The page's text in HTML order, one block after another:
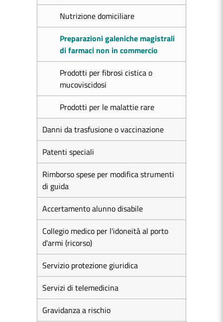
Nutrizione domiciliare
Preparazioni galeniche magistrali
di farmaci non in commercio
Prodotti per fibrosi cistica o
mucoviscidosi
Prodotti per le malattie rare
Danni da trasfusione o vaccinazione
Patenti speciali
Rimborso spese per modifica strumenti
di guida
Accertamento alunno disabile
Collegio medico per l'idoneità al porto
d'armi (ricorso)
Servizio protezione giuridica
Servizi di telemedicina
Gravidanza a rischio